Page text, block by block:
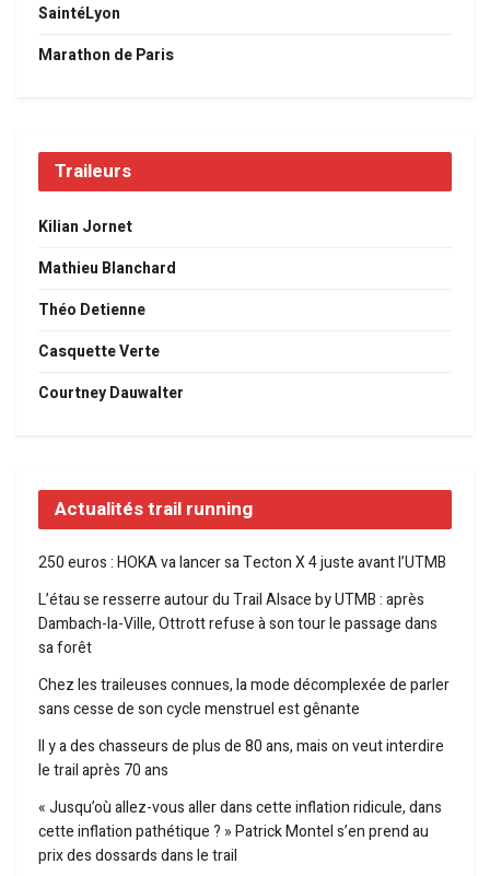
SaintéLyon
Marathon de Paris
Traileurs
Kilian Jornet
Mathieu Blanchard
Théo Detienne
Casquette Verte
Courtney Dauwalter
Actualités trail running
250 euros : HOKA va lancer sa Tecton X 4 juste avant l’UTMB
L’étau se resserre autour du Trail Alsace by UTMB : après
Dambach-la-Ville, Ottrott refuse à son tour le passage dans
sa forêt
Chez les traileuses connues, la mode décomplexée de parler
sans cesse de son cycle menstruel est gênante
Il y a des chasseurs de plus de 80 ans, mais on veut interdire
le trail après 70 ans
« Jusqu’où allez-vous aller dans cette inflation ridicule, dans
cette inflation pathétique ? » Patrick Montel s’en prend au
prix des dossards dans le trail